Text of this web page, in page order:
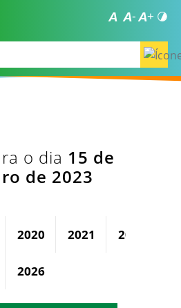
o dia 15 de
de 2023
2020 2021 2022
2026